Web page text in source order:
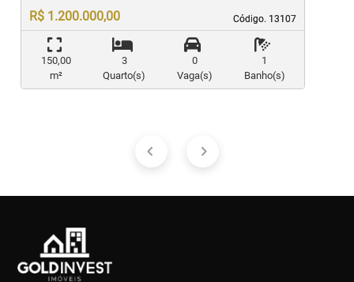
Código. 13107
Código. 13107
R$ 1.200.000,00
150,00
m²
3
Quarto(s)
0
Vaga(s)
1
Banho(s)